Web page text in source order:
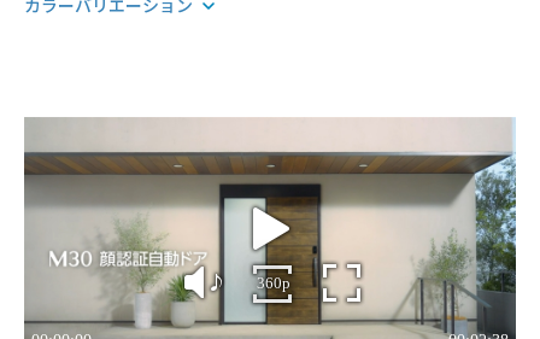
カラーバリエーション